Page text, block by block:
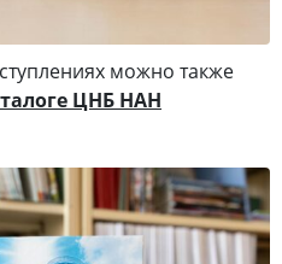
можно также
ЦНБ НАН